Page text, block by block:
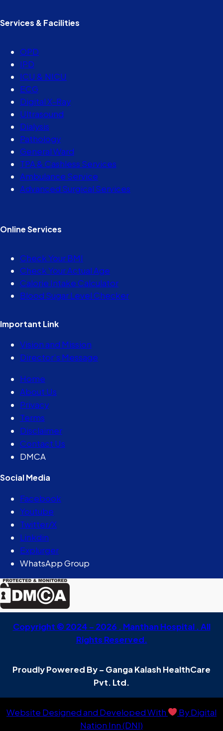
Services & Facilities
OPD
IPD
ICU & NICU
ECG
Digital X-Ray
Ultrasound
Dialysis
Pathology
General Ward
TPA & Cashless Services
Ambulance Service
Advanced Surgical Services
Online Services
Check Your BMI
Check Your Actual Age
Calorie Intake Calculator
Blood Sugar Level Checker
Important Link
Vision and Mission
Director’s Message
Home
About Us
Privacy
Terms
Disclaimer
Contact Us
DMCA
Social Media
Facebook
Youtube
Twitter/X
Linkdin
Explurger
WhatsApp Group
Copyright © 2024 – 2026 . Manthan Hospital . All
Rights Reserved.
Proudly Powered By – Ganga Kalash HealthCare
Pvt. Ltd.
Website Designed and Developed With
By Digital
Nation Inn (DNI)